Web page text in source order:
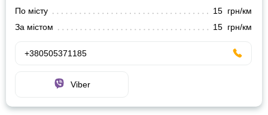
По місту
15 грн/км
За містом
15 грн/км
+380505371185
Viber